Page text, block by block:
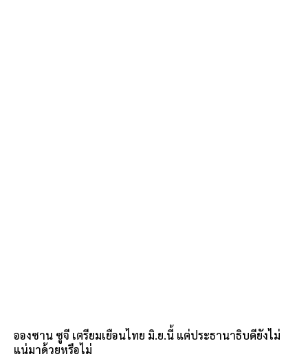
อองซาน ซูจี เตรียมเยือนไทย มิ.ย.นี้ แต่ประธานาธิบดียังไม่
แน่มาด้วยหรือไม่